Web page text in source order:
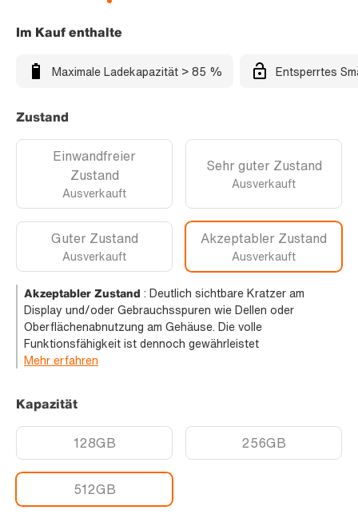
Im Kauf enthalte
Maximale Ladekapazität > 85 % Entsperrtes
Zustand
Einwandfreier
Zustand
Ausverkauft
Sehr guter Zustand
Ausverkauft
Guter Zustand
Ausverkauft
Akzeptabler Zustand
Ausverkauft
Akzeptabler Zustand : Deutlich sichtbare Kratzer am
Display und/oder Gebrauchsspuren wie Dellen oder
Oberflächenabnutzung am Gehäuse. Die volle
Funktionsfähigkeit ist dennoch gewährleistet
Mehr erfahren
Kapazität
128GB 256GB
512GB